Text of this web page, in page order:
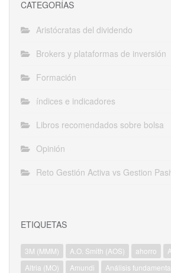
CATEGORÍAS
Aristócratas del dividendo
Brokers y plataformas de inversión
Formación
índices e indicadores
Libros recomendados sobre bolsa
Opinión
Reto Gestión Activa vs Gestion
ETIQUETAS
3M (MMM) A.O. Smith (AOS) ahorro
Altria (MO)
Amundi Análisis